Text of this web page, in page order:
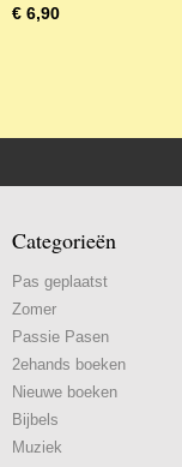
€ 6,90
Categorieën
Pas geplaatst
Zomer
Passie Pasen
2ehands boeken
Nieuwe boeken
Bijbels
Muziek